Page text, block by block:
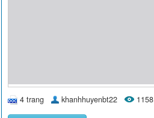
4 trang khanhhuyenbt22 1158